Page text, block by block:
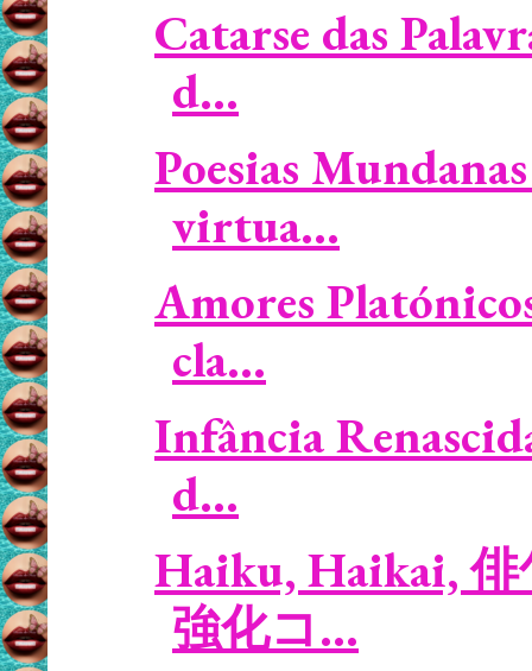
Catarse das
d...
Poesias
virtua...
Amores
cla...
Infância
d...
Haiku, Haikai, 俳
強化コ...